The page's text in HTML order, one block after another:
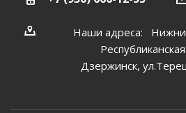
Наши адреса:
Дзержинск,